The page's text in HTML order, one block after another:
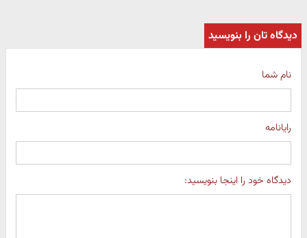
دیدگاه تان را بنویسید
نام شما
رایانامه
دیدگاه خود را اینجا بنویسید: